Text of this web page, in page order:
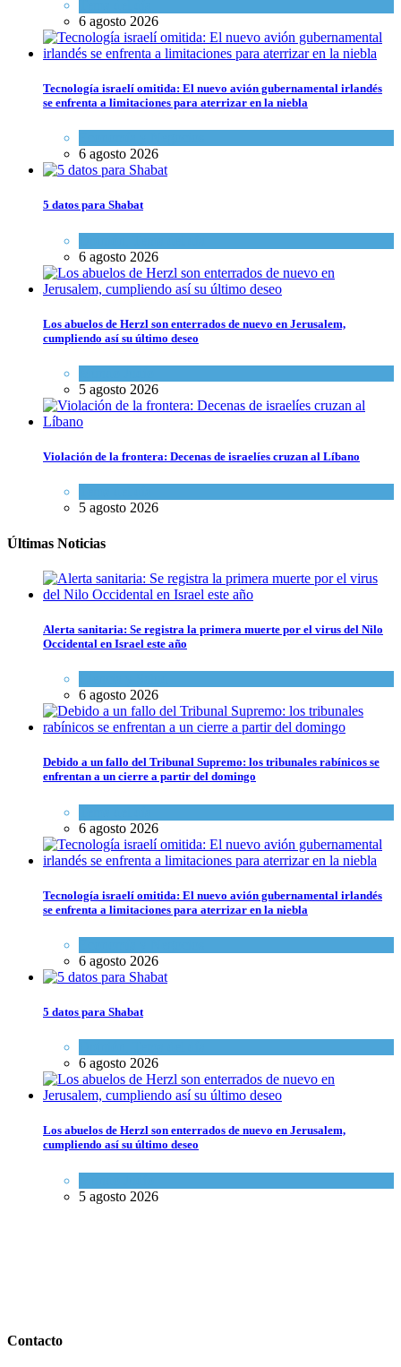
6 agosto 2026
Tecnología israelí omitida: El nuevo avión gubernamental irlandés
se enfrenta a limitaciones para aterrizar en la niebla
6 agosto 2026
5 datos para Shabat
6 agosto 2026
Los abuelos de Herzl son enterrados de nuevo en Jerusalem,
cumpliendo así su último deseo
5 agosto 2026
Violación de la frontera: Decenas de israelíes cruzan al Líbano
5 agosto 2026
Últimas Noticias
Alerta sanitaria: Se registra la primera muerte por el virus del Nilo
Occidental en Israel este año
6 agosto 2026
Debido a un fallo del Tribunal Supremo: los tribunales rabínicos se
enfrentan a un cierre a partir del domingo
6 agosto 2026
Tecnología israelí omitida: El nuevo avión gubernamental irlandés
se enfrenta a limitaciones para aterrizar en la niebla
6 agosto 2026
5 datos para Shabat
6 agosto 2026
Los abuelos de Herzl son enterrados de nuevo en Jerusalem,
cumpliendo así su último deseo
5 agosto 2026
Contacto